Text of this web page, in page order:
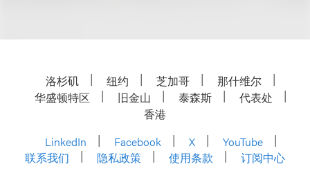
洛杉矶 纽约 芝加哥
那什维尔
华盛顿特区
旧金山 泰森斯
代表处
香港
LinkedIn
Facebook X
YouTube
联系我们
隐私政策 使用条款 订阅中心